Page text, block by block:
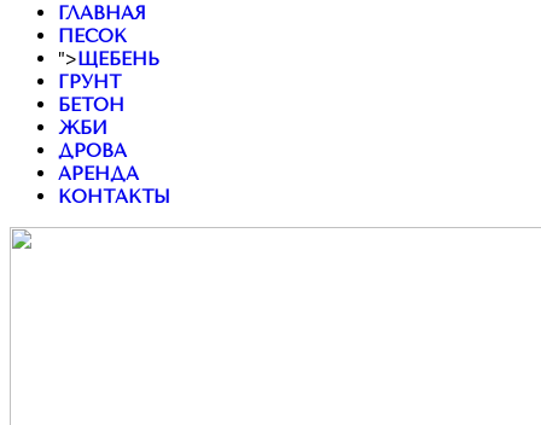
ГЛАВНАЯ
ПЕСОК
">ЩЕБЕНЬ
ГРУНТ
БЕТОН
ЖБИ
ДРОВА
АРЕНДА
КОНТАКТЫ